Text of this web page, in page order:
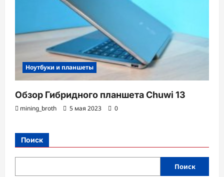
Ноутбуки и планшеты
Обзор Гибридного планшета Chuwi 13
mining_broth 5 мая 2023 0
Поиск
Поиск